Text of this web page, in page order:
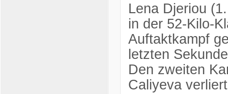
Lena Djeriou
in der 52-Kilo-
Auftaktkampf
letzten
Den zweiten
Caliyeva